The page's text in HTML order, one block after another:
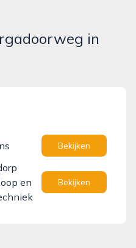
in
Bekijken
en
Bekijken